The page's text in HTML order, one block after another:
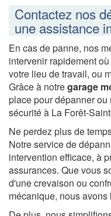
Contactez nos
une assistance
En cas de panne, nos
intervenir rapidement
votre lieu de travail, ou
Grâce à notregarage
place pour dépanner
sécurité à La Forêt-
Ne perdez plus de
Notre service de
intervention efficace, à
assurances. Que vous
d'une crevaison ou
mécanique, nous